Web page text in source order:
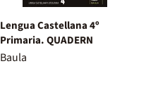
Lengua Castellana 4º
Primaria. QUADERN
Baula